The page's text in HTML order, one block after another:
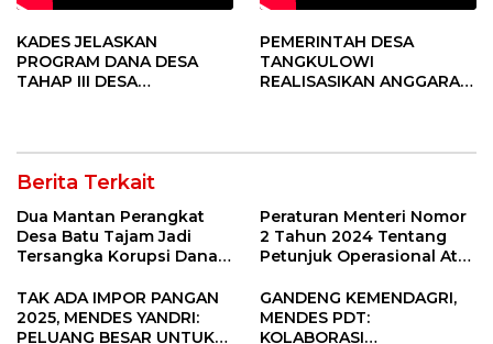
KADES JELASKAN
PROGRAM DANA DESA
TAHAP III DESA
PEMERINTAH DESA
TANGKULOWI
REALISASIKAN ANGGARAN
Berita Terkait
Dua Mantan Perangkat
Desa Batu Tajam Jadi
Tersangka Korupsi Dana
Peraturan Menteri Nomor
2 Tahun 2024 Tentang
Petunjuk Operasional Atas
Desa Tahun 2025
TAK ADA IMPOR PANGAN
2025, MENDES YANDRI:
PELUANG BESAR UNTUK
GANDENG KEMENDAGRI,
MENDES PDT:
KOLABORASI